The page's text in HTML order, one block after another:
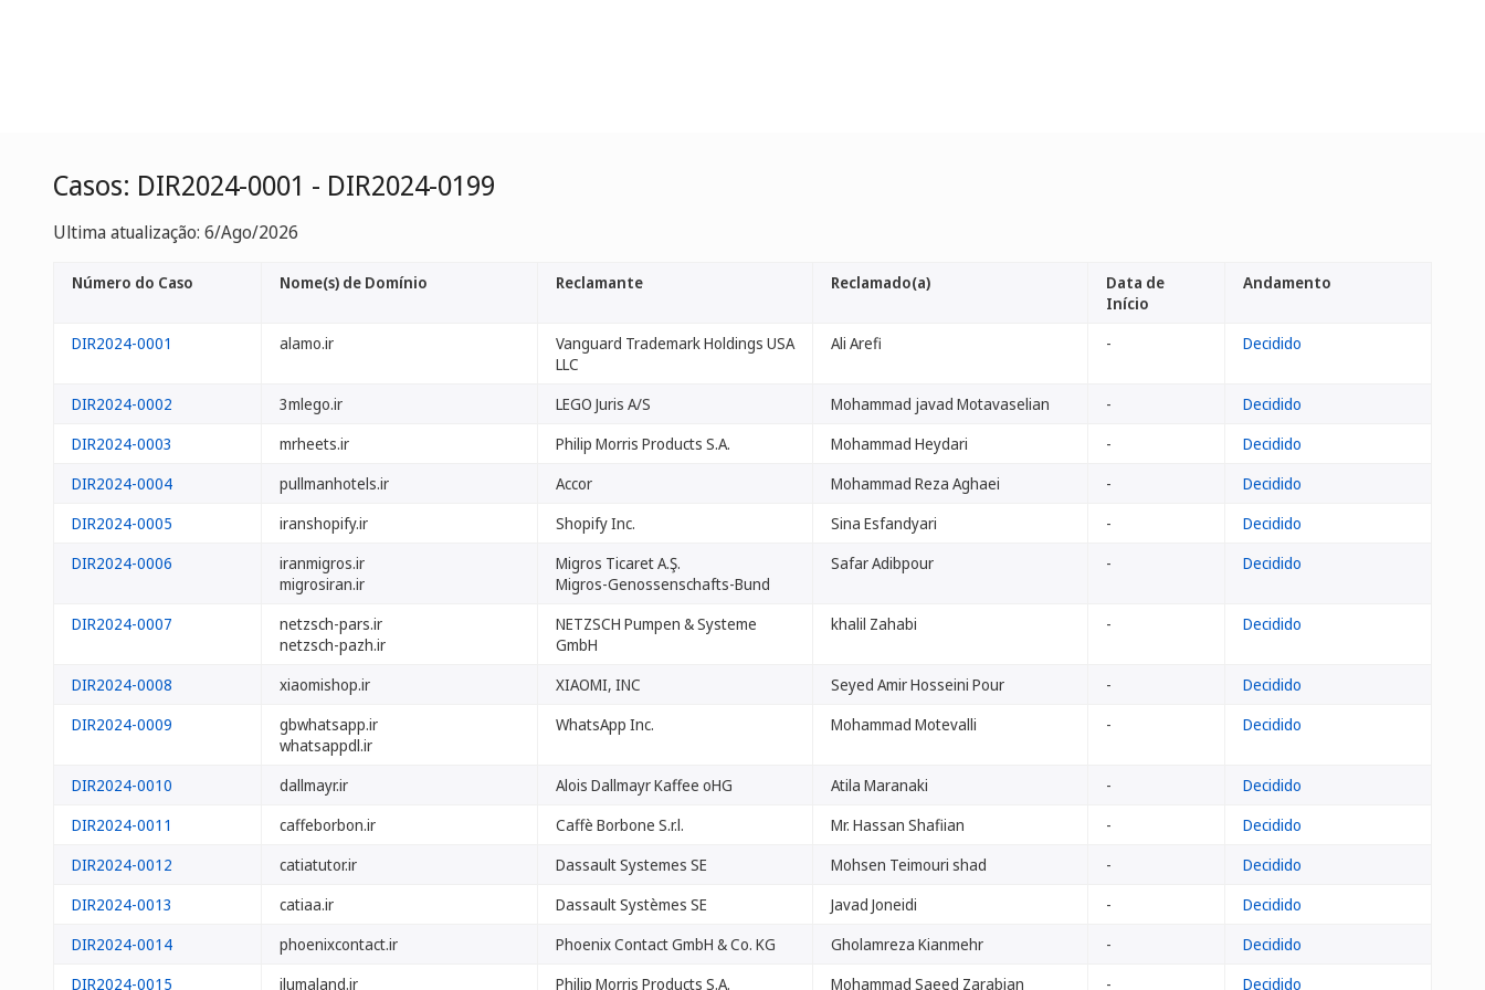
Casos: DIR2024-0001 - DIR2024-0199
Ultima atualização: 6/Ago/2026
Número do Caso Nome(s) de Domínio Reclamante Reclamado(a)
Data de
Início
Andamento
DIR2024-0001 alamo.ir
Vanguard Trademark Holdings USA
LLC
Ali Arefi - Decidido
DIR2024-0002 3mlego.ir LEGO Juris A/S Mohammad javad Motavaselian -
Decidido
DIR2024-0003
mrheets.ir Philip Morris Products S.A. Mohammad Heydari -
Decidido
DIR2024-0004
pullmanhotels.ir Accor Mohammad Reza Aghaei -
Decidido
DIR2024-0005
iranshopify.ir Shopify Inc. Sina Esfandyari -
Decidido
DIR2024-0006
iranmigros.ir
migrosiran.ir
Migros Ticaret A.Ş.
Migros-Genossenschafts-Bund
Safar Adibpour - Decidido
DIR2024-0007
netzsch-pars.ir
netzsch-pazh.ir
NETZSCH Pumpen & Systeme
GmbH
khalil Zahabi - Decidido
DIR2024-0008 xiaomishop.ir XIAOMI, INC Seyed Amir Hosseini Pour -
Decidido
DIR2024-0009
gbwhatsapp.ir
whatsappdl.ir
WhatsApp Inc. Mohammad Motevalli - Decidido
DIR2024-0010 dallmayr.ir Alois Dallmayr Kaffee oHG Atila Maranaki -
Decidido
DIR2024-0011
caffeborbon.ir Caffè Borbone S.r.l. Mr. Hassan Shafiian -
Decidido
DIR2024-0012
catiatutor.ir Dassault Systemes SE Mohsen Teimouri shad -
Decidido
DIR2024-0013
catiaa.ir Dassault Systèmes SE Javad Joneidi -
Decidido
DIR2024-0014
phoenixcontact.ir Phoenix Contact GmbH & Co. KG Gholamreza Kianmehr -
Decidido
DIR2024-0015
ilumaland.ir Philip Morris Products S.A. Mohammad Saeed Zarabian - Decidido